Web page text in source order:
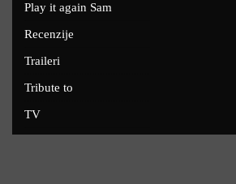
Play it again Sam
Recenzije
Traileri
Tribute to
TV